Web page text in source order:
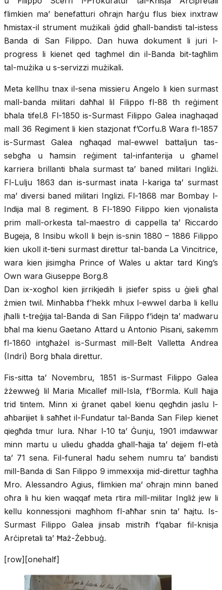
flimkien ma’ benefatturi oħrajn ħarġu flus biex inxtraw
ħmistax-il strument mużikali ġdid għall-bandisti tal-istess
Banda di San Filippo. Dan huwa dokument li juri l-
progress li kienet qed tagħmel din il-Banda bit-tagħlim
tal-mużika u s-servizzi mużikali.
Meta kellhu tnax il-sena missieru Angelo li kien surmast
mall-banda militari daħħal lil Filippo fl-88 th reġiment
bħala tifel.8 Fl-1850 is-Surmast Filippo Galea inaghaqad
mall 36 Regiment li kien stazjonat f’Corfu.8 Wara fl-1857
is-Surmast Galea ngħaqad mal-ewwel battaljun tas-
sebgħa u ħamsin reġiment tal-infanterija u għamel
karriera brillanti bħala surmast ta’ baned militari Ingliżi.
Fl-Lulju 1863 dan is-surmast inata l-kariga ta’ surmast
ma’ diversi baned militari Inglizi. Fl-1868 mar Bombay l-
Indija mal 8 regiment. 8 Fl-1890 Filippo kien vjonalista
prim mall-orkesta tal-maestro di cappella ta’ Riccardo
Bugeja, 8 Insibu wkoll li bejn is-snin 1880 – 1886 Filippo
kien ukoll it-tieni surmast direttur tal-banda La Vincitrice,
wara kien jisimgha Prince of Wales u aktar tard King’s
Own wara Giuseppe Borg.8
Dan ix-xogħol kien jirrikjedih li jsiefer spiss u ġieli għal
żmien twil. Minħabba f’hekk mhux l-ewwel darba li kellu
jħalli t-treġija tal-Banda di San Filippo f’idejn ta’ madwaru
bħal ma kienu Gaetano Attard u Antonio Pisani, sakemm
fl-1860 intgħażel is-Surmast mill-Belt Valletta Andrea
(Indrì) Borg bħala direttur.
Fis-sitta ta’ Novembru, 1851 is-Surmast Filippo Galea
żżewweġ lil Maria Micallef mill-Isla, f’Bormla. Kull ħajja
trid tintem. Minn xi ġranet qabel kienu qegħdin jaslu l-
aħbarijiet li saħħet il-Fundatur tal-Banda San Filep kienet
qiegħda tmur lura. Nhar l-10 ta’ Ġunju, 1901 imdawwar
minn martu u uliedu għadda għall-ħajja ta’ dejjem fl-età
ta’ 71 sena. Fil-funeral ħadu sehem numru ta’ bandisti
mill-Banda di San Filippo 9 immexxija mid-direttur tagħha
Mro. Alessandro Agius, flimkien ma’ oħrajn minn baned
oħra li hu kien waqqaf meta rtira mill-militar Ingliż jew li
kellu konnessjoni magħhom fl-aħħar snin ta’ ħajtu. Is-
Surmast Filippo Galea jinsab mistriħ f’qabar fil-knisja
Arċipretali ta’ Ħaż-Żebbuġ.
[row][onehalf]